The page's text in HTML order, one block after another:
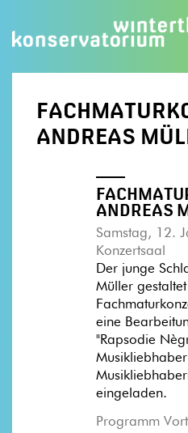
ANDREAS
ANDREAS
Samstag, 12.
Konzertsaal
Der junge
Müller
eine
"Rapsodie
eingeladen.
Programm